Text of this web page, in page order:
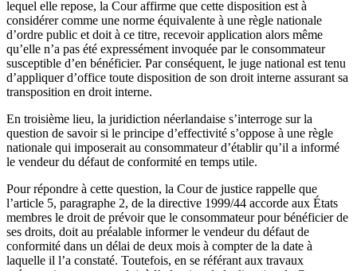
lequel elle repose, la Cour affirme que cette disposition est à
considérer comme une norme équivalente à une règle nationale
d’ordre public et doit à ce titre, recevoir application alors même
qu’elle n’a pas été expressément invoquée par le consommateur
susceptible d’en bénéficier. Par conséquent, le juge national est tenu
d’appliquer d’office toute disposition de son droit interne assurant sa
transposition en droit interne.
En troisième lieu, la juridiction néerlandaise s’interroge sur la
question de savoir si le principe d’effectivité s’oppose à une règle
nationale qui imposerait au consommateur d’établir qu’il a informé
le vendeur du défaut de conformité en temps utile.
Pour répondre à cette question, la Cour de justice rappelle que
l’article 5, paragraphe 2, de la directive 1999/44 accorde aux États
membres le droit de prévoir que le consommateur pour bénéficier de
ses droits, doit au préalable informer le vendeur du défaut de
conformité dans un délai de deux mois à compter de la date à
laquelle il l’a constaté. Toutefois, en se référant aux travaux